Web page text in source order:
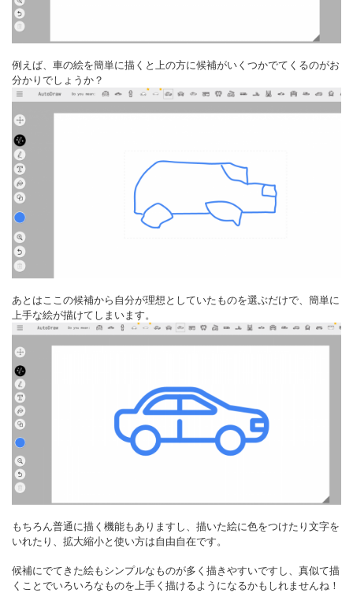
例えば、車の絵を簡単に描くと上の方に候補がいくつかでてくるのがお
分かりでしょうか？
あとはここの候補から自分が理想としていたものを選ぶだけで、簡単に
上手な絵が描けてしまいます。
もちろん普通に描く機能もありますし、描いた絵に色をつけたり文字を
いれたり、拡大縮小と使い方は自由自在です。
候補にでてきた絵もシンプルなものが多く描きやすいですし、真似て描
くことでいろいろなものを上手く描けるようになるかもしれませんね！